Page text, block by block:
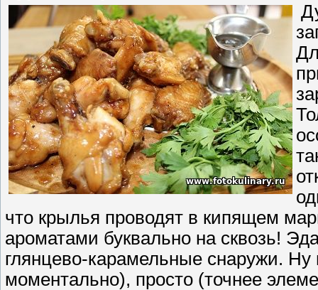
что крылья проводят в кипящем
ароматами буквально на сквозь!
глянцево-карамельные снаружи. Ну
моментально), просто (точнее